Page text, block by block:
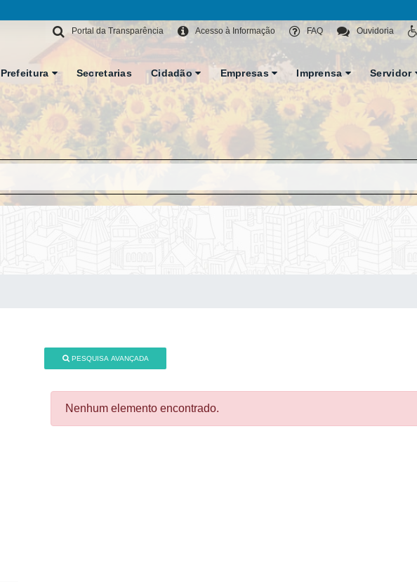
Ouvidoria
FAQ
Acesso à Informação
Portal da Transparência
Prefeitura Secretarias Cidadão Empresas Imprensa Servidor
PESQUISA AVANÇADA
Nenhum elemento encontrado.